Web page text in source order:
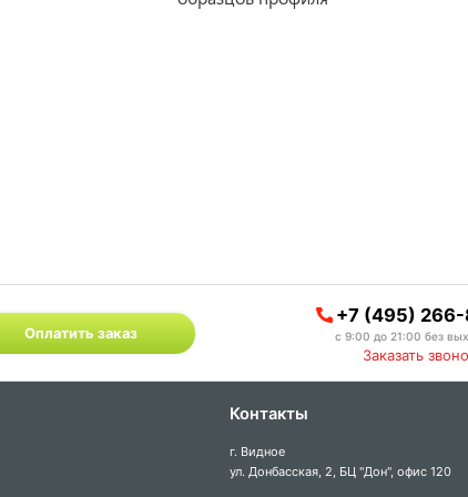
+7 (495)
с 9:00 до 21:00 без
Заказать
Оплатить заказ
Контакты
г. Видное
ул. Донбасская, 2, БЦ "Дон", офис 120